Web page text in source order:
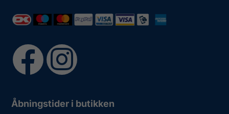
Åbningstider i butikken